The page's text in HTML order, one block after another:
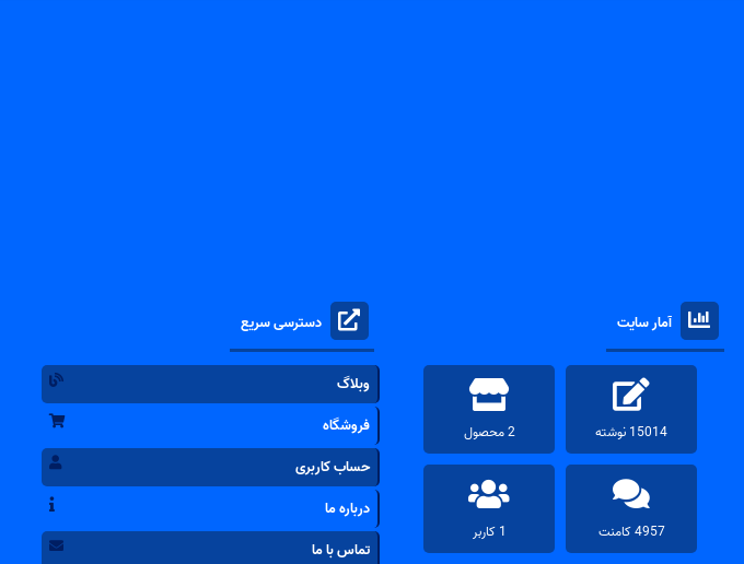
آمار سایت
15014 نوشته 2 محصول
4957 کامنت 1 کاربر
دسترسی سریع
وبلاگ
فروشگاه
حساب کاربری
درباره ما
تماس با ما